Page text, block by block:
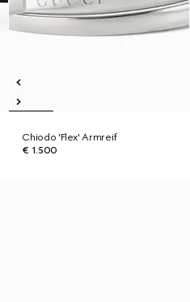
Chiodo 'Flex' Armreif
€ 1.500